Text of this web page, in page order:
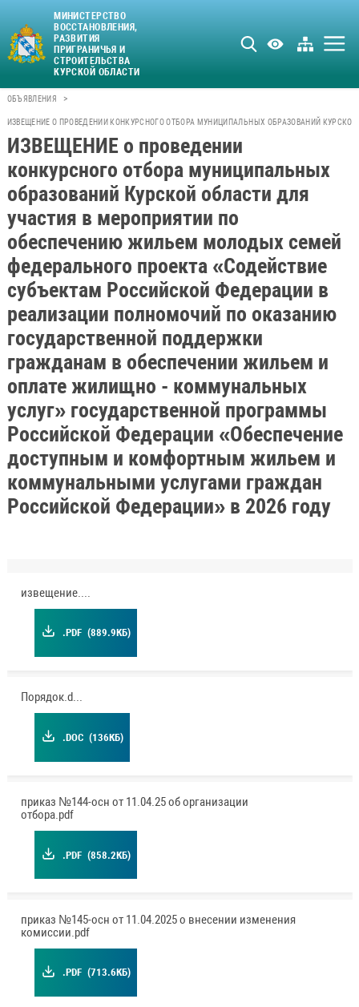
МИНИСТЕРСТВО
ВОССТАНОВЛЕНИЯ,
РАЗВИТИЯ
ПРИГРАНИЧЬЯ И
СТРОИТЕЛЬСТВА
КУРСКОЙ ОБЛАСТИ
ОБЪЯВЛЕНИЯ >
ИЗВЕЩЕНИЕ О ПРОВЕДЕНИИ КОНКУРСНОГО ОТБОРА МУНИЦИПАЛЬНЫХ ОБРАЗОВАНИЙ
ИЗВЕЩЕНИЕ о проведении
конкурсного отбора муниципальных
образований Курской области для
участия в мероприятии по
обеспечению жильем молодых семей
федерального проекта «Содействие
субъектам Российской Федерации в
реализации полномочий по оказанию
государственной поддержки
гражданам в обеспечении жильем и
оплате жилищно - коммунальных
услуг» государственной программы
Российской Федерации «Обеспечение
доступным и комфортным жильем и
коммунальными услугами граждан
Российской Федерации» в 2026 году
извещение.pdf
.PDF (889.9КБ)
Порядок.doc
.DOC (136КБ)
приказ №144-осн от 11.04.25 об организации
отбора.pdf
.PDF (858.2КБ)
приказ №145-осн от 11.04.2025 о внесении изменения
комиссии.pdf
.PDF (713.6КБ)